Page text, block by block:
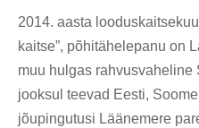
2014. aasta
kaitse”, põhitähelepanu on
muu hulgas rahvusvaheline
jooksul teevad Eesti,
jõupingutusi Läänemere